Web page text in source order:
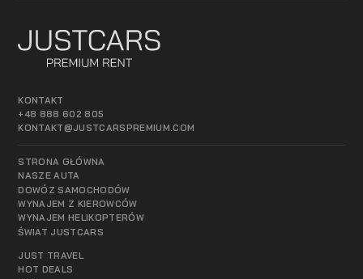
KONTAKT
+48 888 602 805
KONTAKT@JUSTCARSPREMIUM.COM
STRONA GŁÓWNA
NASZE AUTA
DOWÓZ SAMOCHODÓW
WYNAJEM Z KIEROWCÓW
WYNAJEM HELIKOPTERÓW
ŚWIAT JUSTCARS
JUST TRAVEL
HOT DEALS